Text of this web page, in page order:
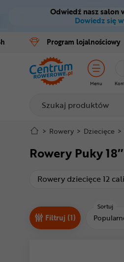
Menu główne
Filtry
Produkty
Stopka
Mapa strony
Odwiedź nasz salon
Dowiedz się
Program lojalnościowy
Menu
Rowery
E-bike
Części
Akcesoria
Odzież
Kaski
Buty
Odżywki
> Rowery > Dziecięce >
Rowery Puky 18″
Rowery dziecięce 12 cali
Filtruj (1)
Sortuj
Sortuj od